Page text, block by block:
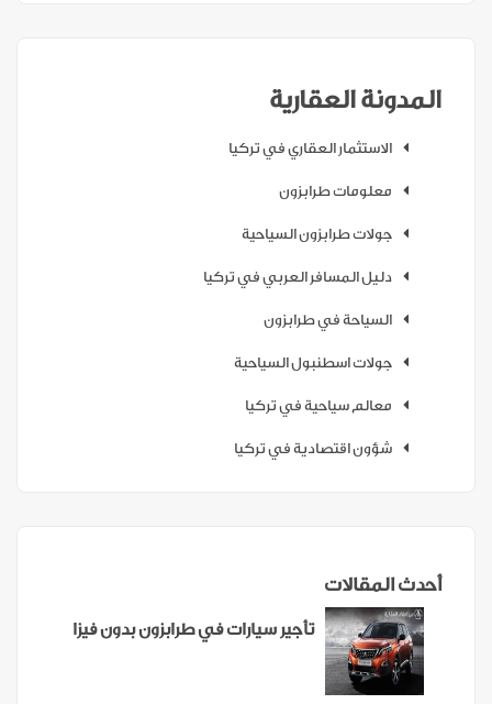
المدونة العقارية
الاستثمار العقاري في تركيا
معلومات طرابزون
جولات طرابزون السياحية
دليل المسافر العربي في تركيا
السياحة في طرابزون
جولات اسطنبول السياحية
معالم سياحية في تركيا
شؤون اقتصادية في تركيا
أحدث المقالات
تأجير سيارات في طرابزون بدون فيزا